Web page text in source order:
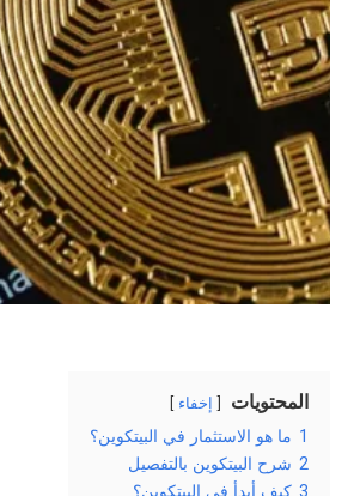
المحتويات إخفاء
1 ما هو الاستثمار في البيتكوين؟
2 شرح البيتكوين بالتفصيل